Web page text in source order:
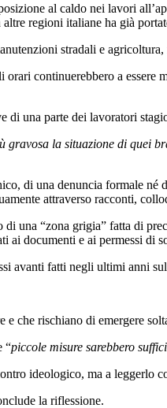
al caldo nei lavori
regioni italiane ha già
stradali e
continuerebbero a
di una parte dei lavoratori
gravosa la situazione di quei
di una denuncia formale
attraverso racconti,
di una “zona grigia” fatta di
ai documenti e ai permessi di
avanti fatti negli ultimi anni
e che rischiano di emergere
“piccole misure sarebbero
ideologico, ma a leggerlo
la riflessione.